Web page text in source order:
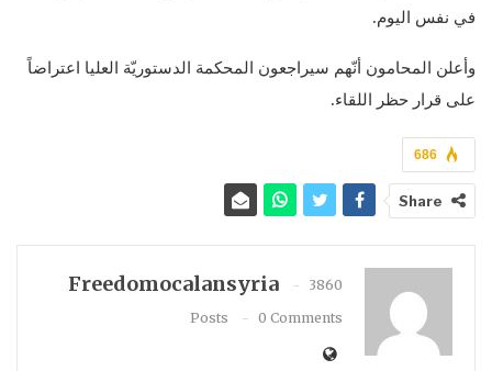
في نفس اليوم.
وأعلن المحامون أنّهم سيراجعون المحكمة الدستوريّة العليا اعتراضاً
على قرار حظر اللقاء.
686
Share
Freedomocalansyria
3860
Posts
0 Comments